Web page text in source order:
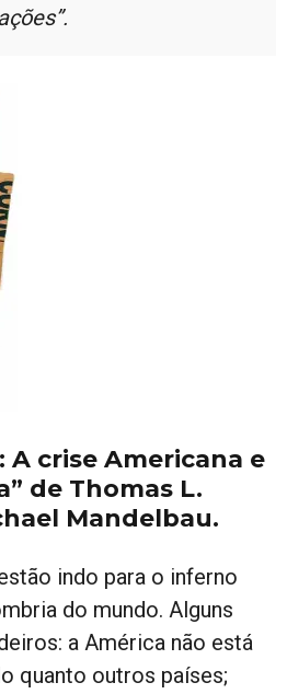
A crise Americana e
de Thomas L.
Mandelbau.
indo para o inferno
do mundo. Alguns
a América não está
quanto outros países;